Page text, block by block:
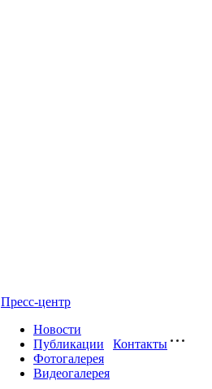
Пресс-центр
Новости
Публикации
Фотогалерея
Видеогалерея
Контакты